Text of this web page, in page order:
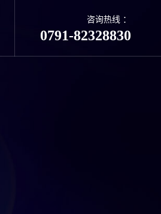
咨询热线 ：
0791-82328830